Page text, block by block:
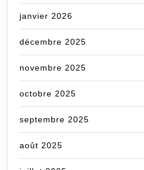
janvier 2026
décembre 2025
novembre 2025
octobre 2025
septembre 2025
août 2025